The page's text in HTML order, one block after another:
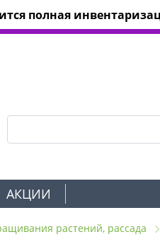
полная
АКЦИИ
растений, рассада